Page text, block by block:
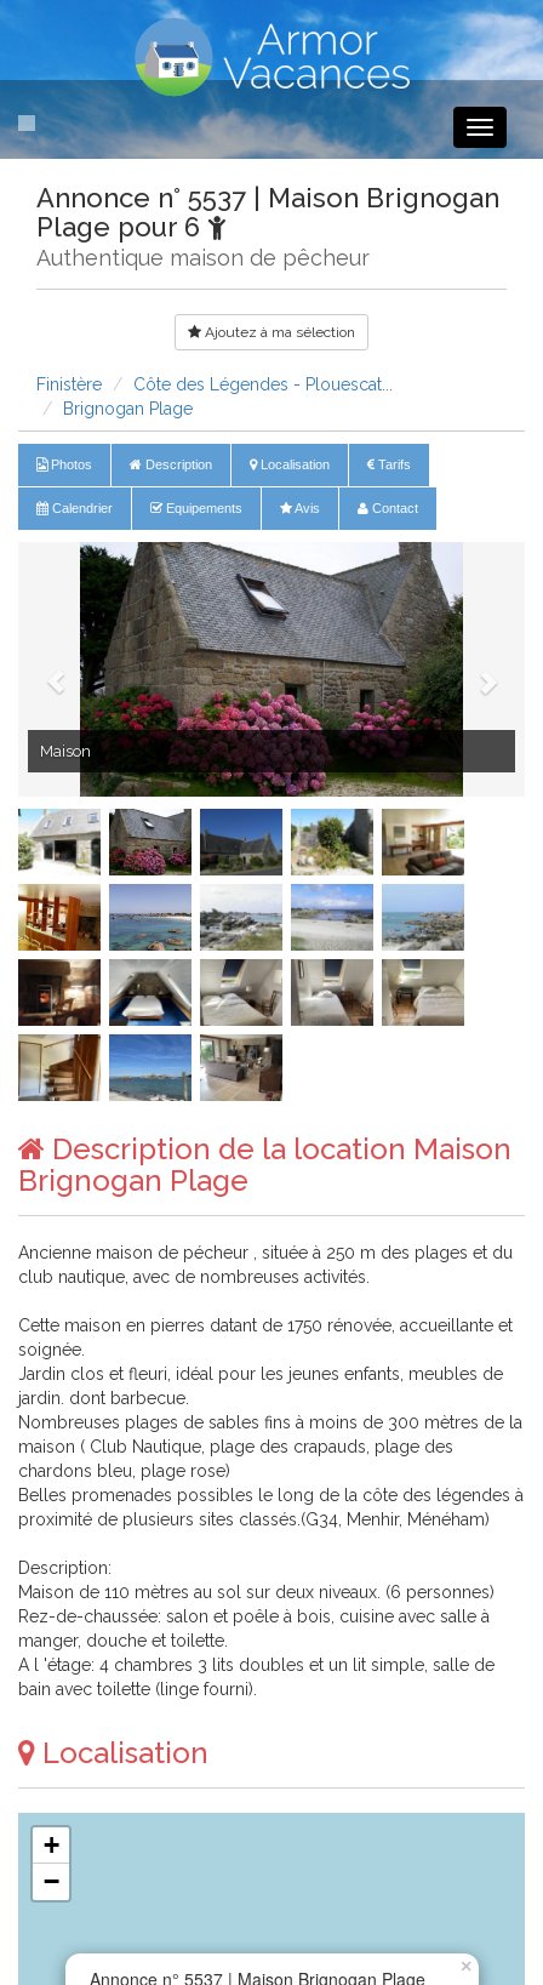
Toggle
Annonce n° 5537 | Maison Brignogan
Plage pour 6
Authentique maison de pêcheur
Ajoutez à ma sélection
Finistère
Côte des Légendes - Plouescat...
Brignogan Plage
Photos Description Localisation Tarifs
Calendrier Equipements Avis Contact
Maison
Description de la location Maison
Brignogan Plage
Ancienne maison de pécheur , située à 250 m des plages et du
club nautique, avec de nombreuses activités.
Cette maison en pierres datant de 1750 rénovée, accueillante et
soignée.
Jardin clos et fleuri, idéal pour les jeunes enfants, meubles de
jardin. dont barbecue.
Nombreuses plages de sables fins à moins de 300 mètres de la
maison ( Club Nautique, plage des crapauds, plage des
chardons bleu, plage rose)
Belles promenades possibles le long de la côte des légendes à
proximité de plusieurs sites classés.(G34, Menhir, Ménéham)
Description:
Maison de 110 mètres au sol sur deux niveaux. (6 personnes)
Rez-de-chaussée: salon et poêle à bois, cuisine avec salle à
manger, douche et toilette.
A l 'étage: 4 chambres 3 lits doubles et un lit simple, salle de
bain avec toilette (linge fourni).
Localisation
Annonce n° 5537 | Maison Brignogan Plage
×
+
−